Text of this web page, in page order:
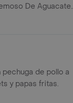
De Aguacate
de pollo a
y papas fritas.